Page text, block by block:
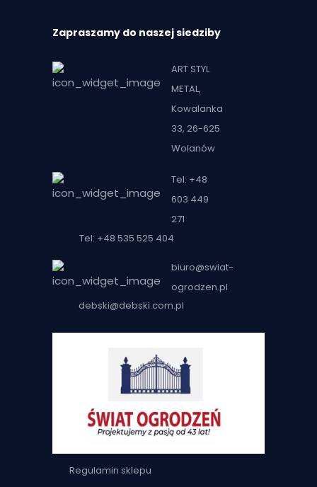
Zapraszamy do naszej siedziby
ART STYL
METAL,
Kowalanka
33, 26-625
Wolanów
Tel: +48
603 449
271
Tel: +48 535 525 404
biuro@swiat-
ogrodzen.pl
debski@debski.com.pl
Regulamin sklepu